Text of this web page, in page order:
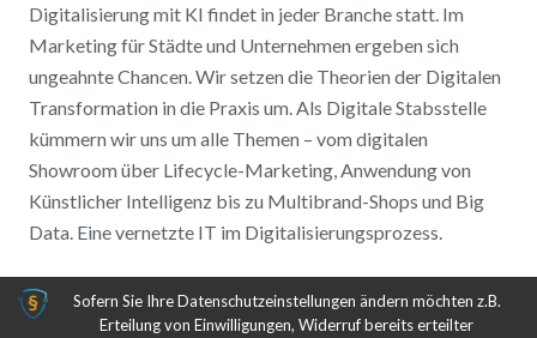
Digitalisierung mit KI findet in jeder Branche statt. Im
Marketing für Städte und Unternehmen ergeben sich
ungeahnte Chancen. Wir setzen die Theorien der Digitalen
Transformation in die Praxis um. Als Digitale Stabsstelle
kümmern wir uns um alle Themen – vom digitalen
Showroom über Lifecycle-Marketing, Anwendung von
Künstlicher Intelligenz bis zu Multibrand-Shops und Big
Data. Eine vernetzte IT im Digitalisierungsprozess.
Sofern Sie Ihre Datenschutzeinstellungen ändern möchten z.B.
Erteilung von Einwilligungen, Widerruf bereits erteilter